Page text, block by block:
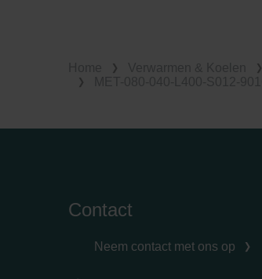
Contact
Neem contact met ons op